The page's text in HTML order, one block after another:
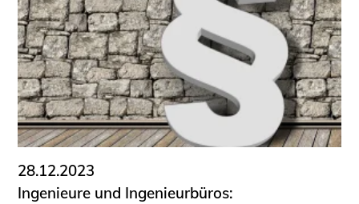
28.12.2023
Ingenieure und Ingenieurbüros: